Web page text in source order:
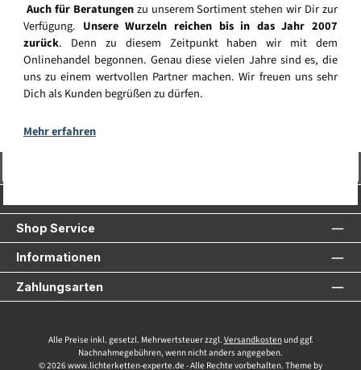
Auch für Beratungenzu unserem Sortiment stehen wir Dir zur
Verfügung. Unsere Wurzeln reichen bis in das Jahr 2007
zurück. Denn zu diesem Zeitpunkt haben wir mit dem
Onlinehandel begonnen. Genau diese vielen Jahre sind es, die
uns zu einem wertvollen Partner machen. Wir freuen uns sehr
Dich als Kunden begrüßen zu dürfen.
Mehr erfahren
Shop Service
Informationen
Zahlungsarten
Alle Preise inkl. gesetzl. Mehrwertsteuer zzgl. Versandkostenund ggf.
Nachnahmegebühren, wenn nicht anders angegeben.
© 2026 www.lichterketten-experte.de - Alle Rechte vorbehalten. Theme by